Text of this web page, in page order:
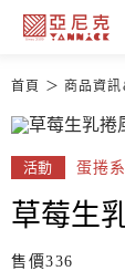
首頁 商品資
活動 蛋捲
草莓生
售價336